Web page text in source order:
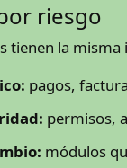
riesgo
tienen la
pagos,
permisos,
módulos